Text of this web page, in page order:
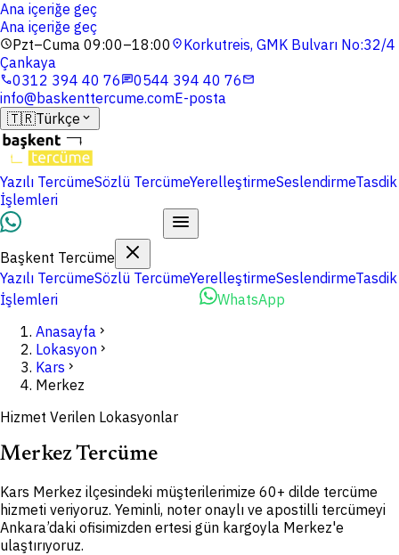
Ana içeriğe geç
Ana içeriğe geç
schedulePzt–Cuma 09:00–18:00 location_onKorkutreis, GMK Bulvarı No:32/4
Çankaya
phone0312 394 40 76chat0544 394 40 76mail
info@baskenttercume.comE-posta
🇹🇷Türkçe expand_more
Yazılı TercümeSözlü TercümeYerelleştirmeSeslendirmeTasdik
İşlemleri
Başkent Tercüme
Yazılı TercümeSözlü TercümeYerelleştirmeSeslendirmeTasdik
İşlemleri
WhatsApp
Anasayfa chevron_right
Lokasyon chevron_right
Kars chevron_right
Merkez
Hizmet Verilen Lokasyonlar
Merkez Tercüme
Kars Merkez ilçesindeki müşterilerimize 60+ dilde tercüme
hizmeti veriyoruz. Yeminli, noter onaylı ve apostilli tercümeyi
Ankara’daki ofisimizden ertesi gün kargoyla Merkez'e
ulaştırıyoruz.